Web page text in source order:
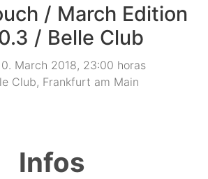
/ March Edition
/ Belle Club
March 2018, 23:00 horas
Club, Frankfurt am Main
Infos